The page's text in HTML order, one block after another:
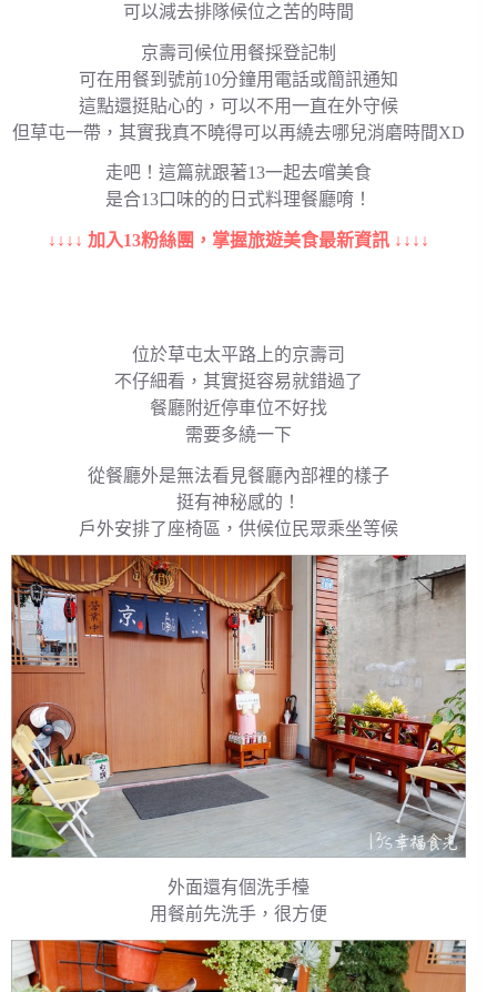
可以減去排隊候位之苦的時間
京壽司候位用餐採登記制
可在用餐到號前10分鐘用電話或簡訊通知
這點還挺貼心的，可以不用一直在外守候
但草屯一帶，其實我真不曉得可以再繞去哪兒消磨時間XD
走吧！這篇就跟著13一起去嚐美食
是合13口味的的日式料理餐廳唷！
↓↓↓↓ 加入13粉絲團，掌握旅遊美食最新資訊 ↓↓↓↓
位於草屯太平路上的京壽司
不仔細看，其實挺容易就錯過了
餐廳附近停車位不好找
需要多繞一下
從餐廳外是無法看見餐廳內部裡的樣子
挺有神秘感的！
戶外安排了座椅區，供候位民眾乘坐等候
外面還有個洗手檯
用餐前先洗手，很方便